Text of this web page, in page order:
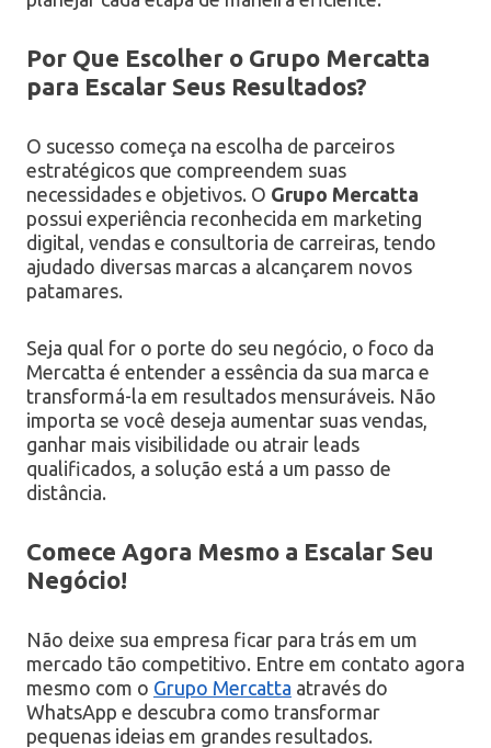
Por Que Escolher o Grupo Mercatta
para Escalar Seus Resultados?
O sucesso começa na escolha de parceiros
estratégicos que compreendem suas
necessidades e objetivos. O Grupo Mercatta
possui experiência reconhecida em marketing
digital, vendas e consultoria de carreiras, tendo
ajudado diversas marcas a alcançarem novos
patamares.
Seja qual for o porte do seu negócio, o foco da
Mercatta é entender a essência da sua marca e
transformá-la em resultados mensuráveis. Não
importa se você deseja aumentar suas vendas,
ganhar mais visibilidade ou atrair leads
qualificados, a solução está a um passo de
distância.
Comece Agora Mesmo a Escalar Seu
Negócio!
Não deixe sua empresa ficar para trás em um
mercado tão competitivo. Entre em contato agora
mesmo com o Grupo Mercatta através do
WhatsApp e descubra como transformar
pequenas ideias em grandes resultados.